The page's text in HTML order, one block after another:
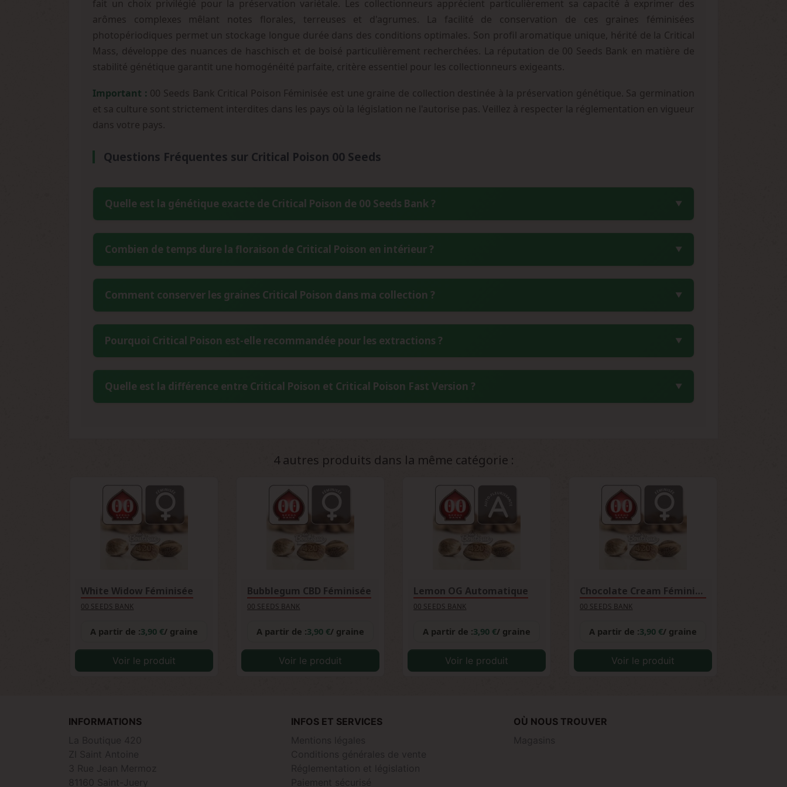
fait un choix privilégié pour la préservation variétale. Les collectionneurs apprécient particulièrement sa capacité à exprimer des
arômes complexes mêlant notes florales, terreuses et d'agrumes. La facilité de conservation de ces graines féminisées
photopériodiques permet un stockage longue durée dans des conditions optimales. Son profil aromatique unique, hérité de la Critical
Mass, développe des nuances de haschisch et de boisé particulièrement recherchées. La réputation de 00 Seeds Bank en matière de
stabilité génétique garantit une homogénéité parfaite, critère essentiel pour les collectionneurs exigeants.
Important : 00 Seeds Bank Critical Poison Féminisée est une graine de collection destinée à la préservation génétique. Sa germination
et sa culture sont strictement interdites dans les pays où la législation ne l'autorise pas. Veillez à respecter la réglementation en vigueur
dans votre pays.
Questions Fréquentes sur Critical Poison 00 Seeds
Quelle est la génétique exacte de Critical Poison de 00 Seeds Bank ?
génétique crée un hybride à dominance Indica offrant la productivité de Critical Mass avec les caractéristiques relaxantes d'une Indica pure.
Combien de temps dure la floraison de Critical Poison en intérieur ?
particulièrement appréciée des collectionneurs recherchant des génétiques à cycle court. Cette caractéristique héritée de Critical Mass permet
Comment conserver les graines Critical Poison dans ma collection ?
6 et 8°C avec un taux d'humidité inférieur à 9% garantit une conservation optimale. Utilisez des contenants hermétiques avec des sachets
Pourquoi Critical Poison est-elle recommandée pour les extractions ?
THC de 18-19% et sa production résineuse abondante en font une variété théoriquement idéale pour les extractions. Cette propriété explique
Quelle est la différence entre Critical Poison et Critical Poison Fast Version ?
version standard offre une meilleure stabilité génétique et une conservation plus aisée des caractéristiques parentales.
4 autres produits dans la même catégorie :
White Widow Féminisée
00 SEEDS BANK
A partir de :3,90 €/ graine
Voir le produit
Bubblegum CBD Féminisée
00 SEEDS BANK
A partir de :3,90 €/ graine
Voir le produit
Lemon OG Automatique
00 SEEDS BANK
A partir de :3,90 €/ graine
Voir le produit
Chocolate Cream Féminisée
00 SEEDS BANK
A partir de :3,90 €/ graine
Voir le produit
INFORMATIONS
INFOS ET SERVICES
OÙ NOUS TROUVER